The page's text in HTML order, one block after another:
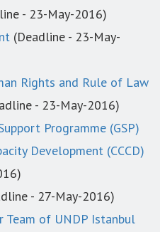
- 23-May-2016)
(Deadline - 23-May-
Rights and Rule of Law
- 23-May-2016)
Programme (GSP)
Development (CCCD)
- 27-May-2016)
Team of UNDP Istanbul